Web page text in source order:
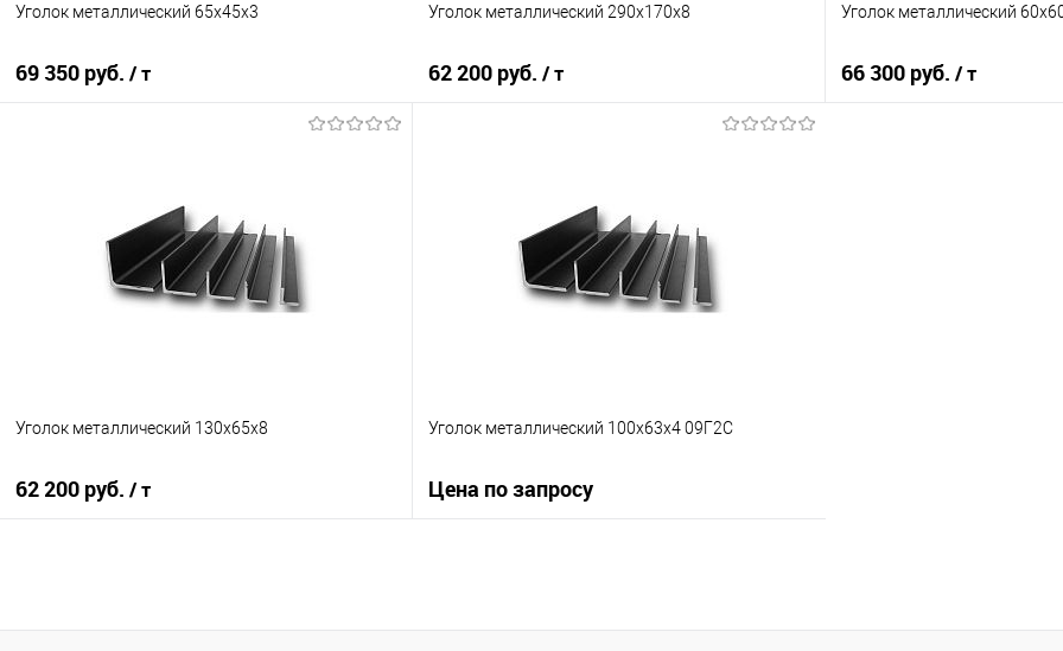
Уголок металлический 65х45х3
69 350 руб. / т
Купить в 1 клик
Сравнение
В избранное
Под заказ
Уголок металлический 290х170х8
62 200 руб. / т
Купить в 1 клик
Сравнение
В избранное
Под заказ
Уголок металлический
66 300 руб. / т
Уголок металлический 130х65х8
62 200 руб. / т
Уголок металлический 100х63х4 09Г2С
Цена по запросу